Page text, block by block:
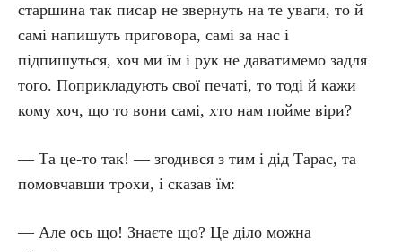
старшина так писар не звернуть на те уваги, то й
самі напишуть приговора, самі за нас і
підпишуться, хоч ми їм і рук не даватимемо задля
того. Поприкладують свої печаті, то тоді й кажи
кому хоч, що то вони самі, хто нам пойме віри?
— Та це-то так! — згодився з тим і дід Тарас, та
помовчавши трохи, і сказав їм:
— Але ось що! Знаєте що? Це діло можна